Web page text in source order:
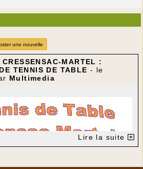
une nouvelle
MARTEL :
TENNIS DE TABLE - le
Multimedia
Lire la suite